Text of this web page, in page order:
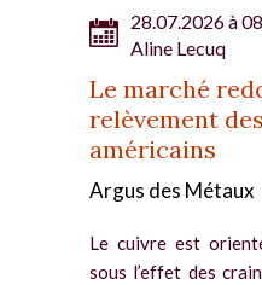
28.07.2026 à
Aline Lecuq
Le marché
relèvement
américains
Argus des Métaux
Le cuivre est
sous l’effet des